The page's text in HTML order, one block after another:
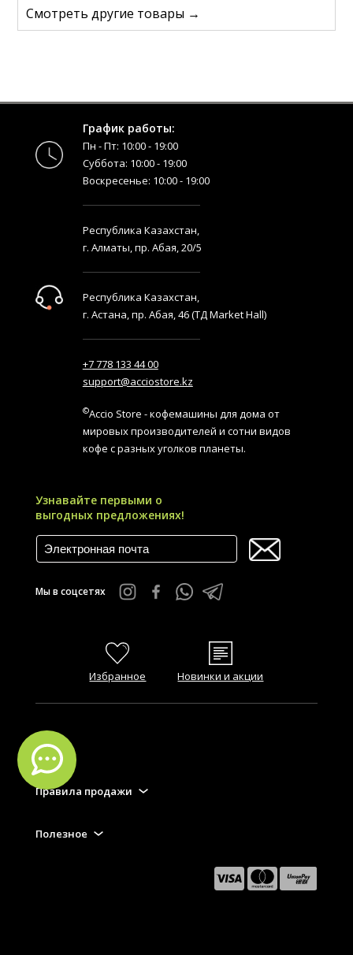
Смотреть другие товары →
График работы:
Пн - Пт: 10:00 - 19:00
Суббота: 10:00 - 19:00
Воскресенье: 10:00 - 19:00
Республика Казахстан,
г. Алматы, пр. Абая, 20/5
Республика Казахстан,
г. Астана, пр. Абая, 46 (ТД Market Hall)
+7 778 133 44 00
support@acciostore.kz
©Accio Store - кофемашины для дома от
мировых производителей и сотни видов
кофе с разных уголков планеты.
Узнавайте первыми о
выгодных предложениях!
Мы в соцсетях
Избранное Новинки и акции
FAQ
Правила продажи
Полезное